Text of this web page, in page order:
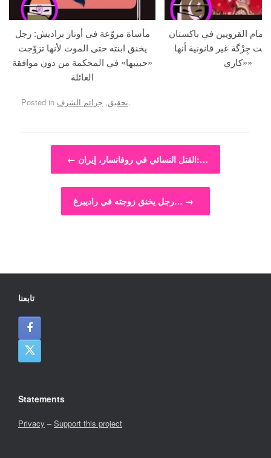
مأساة مروّعة في أوتار براديش: رجل
يخنق ابنته حتى الموت لأنها تزوّجت
«حبيبها» في المحكمة من دون موافقة
العائلة
أمام القرويين في باكستان
جِرْگة غير قانونية أنها
«كاري»
Posted in تحقيق, جرائم الشرف .
Post navigation
← القتل النسائي في روفانسار، إيران:…
رجل يخنق زوجته في راديبرغ… →
تابعنا
Statements
Privacy –Support this project